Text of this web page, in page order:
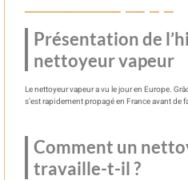
Présentation de
nettoyeur vapeur
Le nettoyeur vapeur a vu le jour en Europe.
s’est rapidement propagé en France avant de
Comment un
travaille-t-il ?